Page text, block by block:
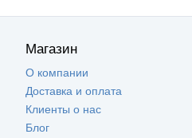
Магазин
О компании
Доставка и оплата
Клиенты о нас
Блог